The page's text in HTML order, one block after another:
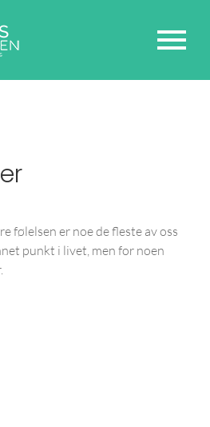
følelsen er noe de fleste av oss
punkt i livet, men for noen